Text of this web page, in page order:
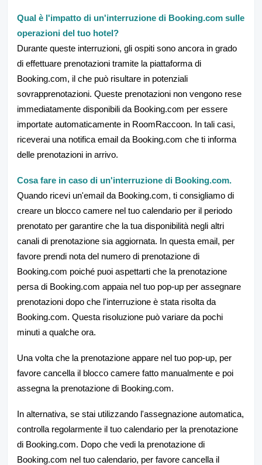
Qual è l'impatto di un'interruzione di Booking.com sulle
operazioni del tuo hotel?
Durante queste interruzioni, gli ospiti sono ancora in grado
di effettuare prenotazioni tramite la piattaforma di
Booking.com, il che può risultare in potenziali
sovrapprenotazioni. Queste prenotazioni non vengono rese
immediatamente disponibili da Booking.com per essere
importate automaticamente in RoomRaccoon. In tali casi,
riceverai una notifica email da Booking.com che ti informa
delle prenotazioni in arrivo.
Cosa fare in caso di un'interruzione di Booking.com.
Quando ricevi un'email da Booking.com, ti consigliamo di
creare un blocco camere nel tuo calendario per il periodo
prenotato per garantire che la tua disponibilità negli altri
canali di prenotazione sia aggiornata. In questa email, per
favore prendi nota del numero di prenotazione di
Booking.com poiché puoi aspettarti che la prenotazione
persa di Booking.com appaia nel tuo pop-up per assegnare
prenotazioni dopo che l'interruzione è stata risolta da
Booking.com. Questa risoluzione può variare da pochi
minuti a qualche ora.
Una volta che la prenotazione appare nel tuo pop-up, per
favore cancella il blocco camere fatto manualmente e poi
assegna la prenotazione di Booking.com.
In alternativa, se stai utilizzando l'assegnazione automatica,
controlla regolarmente il tuo calendario per la prenotazione
di Booking.com. Dopo che vedi la prenotazione di
Booking.com nel tuo calendario, per favore cancella il